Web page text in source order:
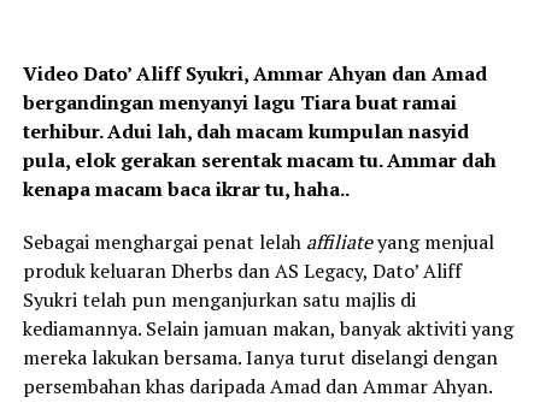
Video Dato’ Aliff Syukri, Ammar Ahyan dan Amad
bergandingan menyanyi lagu Tiara buat ramai
terhibur. Adui lah, dah macam kumpulan nasyid
pula, elok gerakan serentak macam tu. Ammar dah
kenapa macam baca ikrar tu, haha..
Sebagai menghargai penat lelah affiliateyang menjual
produk keluaran Dherbs dan AS Legacy, Dato’ Aliff
Syukri telah pun menganjurkan satu majlis di
kediamannya. Selain jamuan makan, banyak aktiviti yang
mereka lakukan bersama. Ianya turut diselangi dengan
persembahan khas daripada Amad dan Ammar Ahyan.